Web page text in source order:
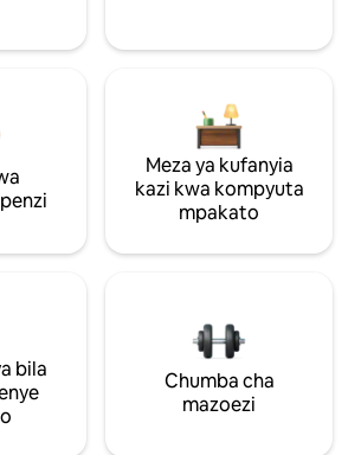
Meza ya kufanyia
kazi kwa kompyuta
mpakato
bila
Chumba cha
mazoezi